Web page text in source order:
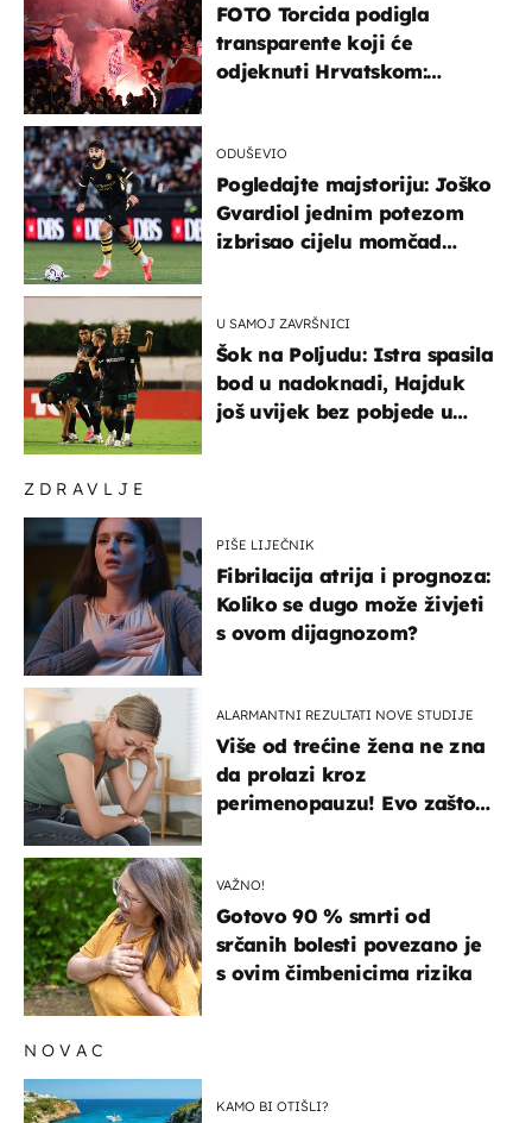
ZDRAVLJE
PIŠE LIJEČNIK
Fibrilacija atrija i prognoza:
Koliko se dugo može živjeti
s ovom dijagnozom?
ALARMANTNI REZULTATI NOVE STUDIJE
Više od trećine žena ne zna
da prolazi kroz
perimenopauzu! Evo zašto
VAŽNO!
Gotovo 90 % smrti od
srčanih bolesti povezano je
s ovim čimbenicima rizika
FOTO Torcida podigla
transparente koji će
odjeknuti Hrvatskom:
ODUŠEVIO
Pogledajte majstoriju: Joško
Gvardiol jednim potezom
izbrisao cijelu momčad
U SAMOJ ZAVRŠNICI
Šok na Poljudu: Istra spasila
bod u nadoknadi, Hajduk
još uvijek bez pobjede u
NOVAC
KAMO BI OTIŠLI?